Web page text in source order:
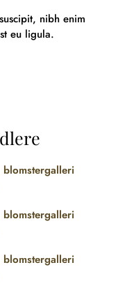
nibh enim
eu ligula.
blomstergalleri
blomstergalleri
blomstergalleri